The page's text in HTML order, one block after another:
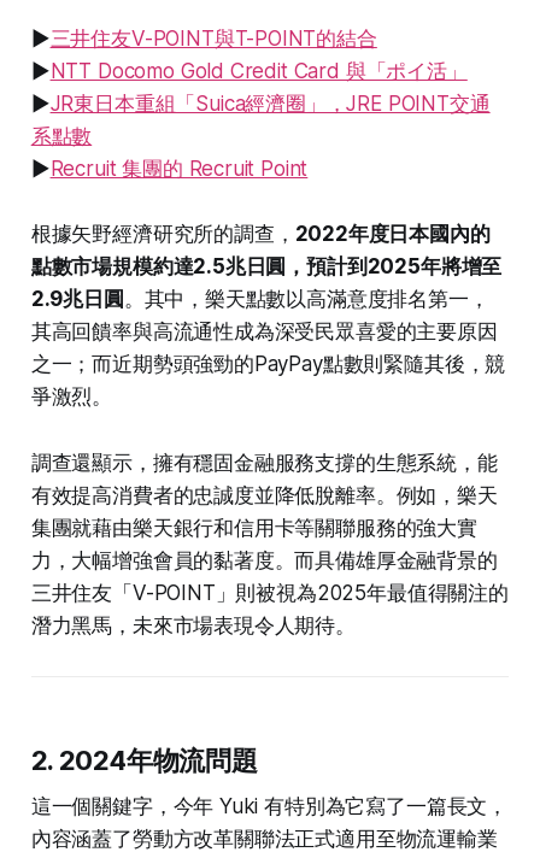
▶三井住友V-POINT與T-POINT的結合
▶ NTT Docomo Gold Credit Card 與「ポイ活」
▶JR東日本重組「Suica經濟圈」，JRE POINT交通
系點數
▶ Recruit 集團的 Recruit Point
根據矢野經濟研究所的調查， 2022年度日本國內的
點數市場規模約達2.5兆日圓，預計到2025年將增至
2.9兆日圓。其中，樂天點數以高滿意度排名第一，
其高回饋率與高流通性成為深受民眾喜愛的主要原因
之一；而近期勢頭強勁的PayPay點數則緊隨其後，競
爭激烈。
調查還顯示，擁有穩固金融服務支撐的生態系統，能
有效提高消費者的忠誠度並降低脫離率。例如，樂天
集團就藉由樂天銀行和信用卡等關聯服務的強大實
力，大幅增強會員的黏著度。而具備雄厚金融背景的
三井住友「V-POINT」則被視為2025年最值得關注的
潛力黑馬，未來市場表現令人期待。
2. 2024年物流問題
這一個關鍵字，今年 Yuki 有特別為它寫了一篇長文，
內容涵蓋了勞動方改革關聯法正式適用至物流運輸業